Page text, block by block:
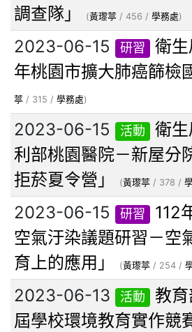
調查隊」
(黃瓈葶 / 456 / 學務處)
2023-06-15 研習
衛
年桃園市擴大肺癌篩檢
葶 / 315 / 學務處)
2023-06-15 活動
衛
利部桃園醫院－新屋分
拒菸夏令營」
(黃瓈葶 / 378 /
2023-06-15 研習
112
空氣汙染議題研習－空
育上的應用」
(黃瓈葶 / 254 /
2023-06-13 活動
教
屆學校環境教育實作競